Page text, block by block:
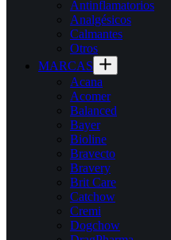
Antinflamatorios
Analgésicos
Calmantes
Otros
MARCAS
Acana
Acomer
Balanced
Bayer
Bioline
Bravecto
Bravery
Brit Care
Catchow
Cremi
Dogchow